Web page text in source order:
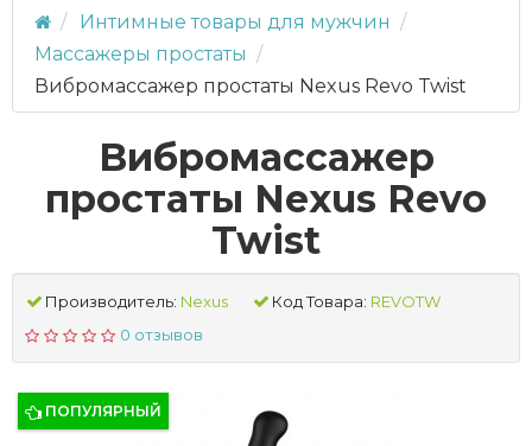
Интимные товары для мужчин
Массажеры простаты
Вибромассажер простаты Nexus Revo Twist
Вибромассажер
простаты Nexus Revo
Twist
Производитель: Nexus Код Товара: REVOTW
0 отзывов
ПОПУЛЯРНЫЙ